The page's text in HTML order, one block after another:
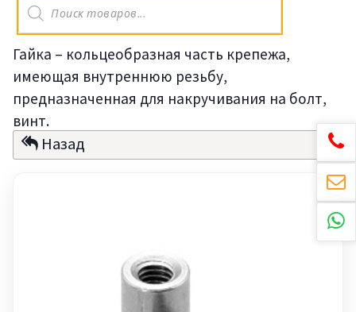
товаров
Гайка – кольцеобразная часть крепежа,
имеющая внутреннюю резьбу,
предназначенная для накручивания на болт,
винт.
Назад